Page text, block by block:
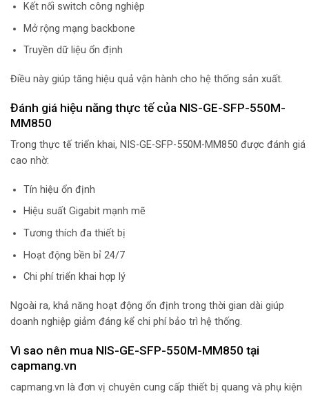
Kết nối switch công nghiệp
Mở rộng mạng backbone
Truyền dữ liệu ổn định
Điều này giúp tăng hiệu quả vận hành cho hệ thống sản xuất.
Đánh giá hiệu năng thực tế của NIS-GE-SFP-550M-
MM850
Trong thực tế triển khai, NIS-GE-SFP-550M-MM850 được đánh giá
cao nhờ:
Tín hiệu ổn định
Hiệu suất Gigabit mạnh mẽ
Tương thích đa thiết bị
Hoạt động bền bỉ 24/7
Chi phí triển khai hợp lý
Ngoài ra, khả năng hoạt động ổn định trong thời gian dài giúp
doanh nghiệp giảm đáng kể chi phí bảo trì hệ thống.
Vì sao nên mua NIS-GE-SFP-550M-MM850 tại
capmang.vn
capmang.vn là đơn vị chuyên cung cấp thiết bị quang và phụ kiện